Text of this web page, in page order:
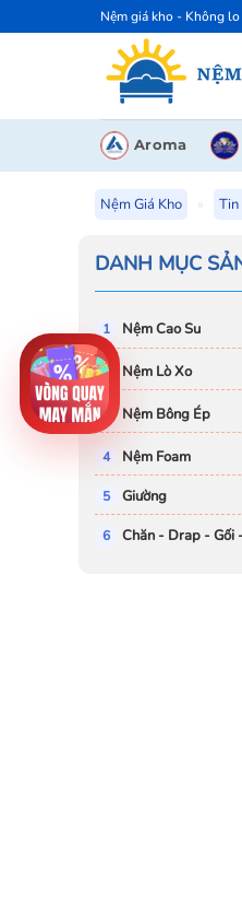
qua
Nệm giá kho - Không lo
Aroma
Nệm Giá Kho »
DANH MỤC
Nệm Cao Su
Nệm Lò Xo
Nệm Bông Ép
Nệm Foam
Giường
Chăn - Drap - Gối